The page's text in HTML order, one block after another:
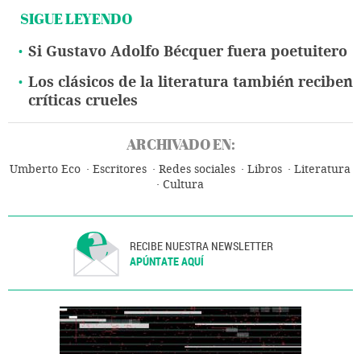
SIGUE LEYENDO
Si Gustavo Adolfo Bécquer fuera poetuitero
Los clásicos de la literatura también reciben
críticas crueles
ARCHIVADO EN:
Umberto Eco Escritores Redes sociales Libros
Literatura
Cultura
RECIBE NUESTRA NEWSLETTER
APÚNTATE AQUÍ